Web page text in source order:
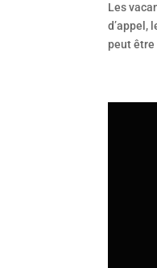
Les
d’appel,
peut être